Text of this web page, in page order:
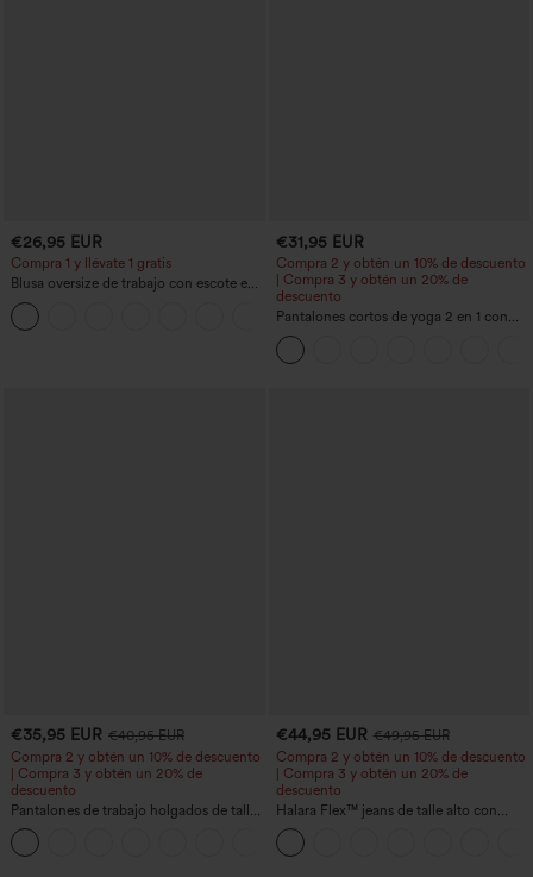
€26,95 EUR
Compra 1 y llévate 1 gratis
Blusa oversize de trabajo con escote en
V y manga corta, resistente a las arrugas
+1
€31,95 EUR
Compra 2 y obtén un 10% de descuento
| Compra 3 y obtén un 20% de
descuento
Pantalones cortos de yoga 2 en 1 con
bolsillo trasero de talle muy alto y
bolsillo lateral oculto de 5&#39;&#39;
de longitud más larga
€35,95 EUR €40,95 EUR
Compra 2 y obtén un 10% de descuento
| Compra 3 y obtén un 20% de
descuento
Pantalones de trabajo holgados de talle
medio con bolsillos y pernera estilo
barril
€44,95 EUR €49,95 EUR
Compra 2 y obtén un 10% de descuento
| Compra 3 y obtén un 20% de
descuento
Halara Flex™ jeans de talle alto con
bolsillos, dobladillo enrollado, pierna
ancha y efecto lavado, estilo casual